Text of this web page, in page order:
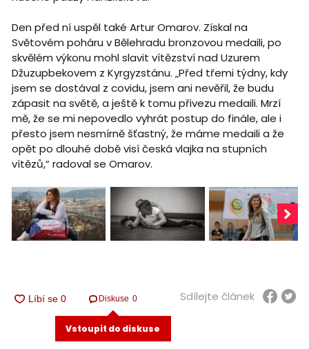
Den před ní uspěl také Artur Omarov. Získal na
Světovém poháru v Bělehradu bronzovou medaili, po
skvělém výkonu mohl slavit vítězství nad Uzurem
Džuzupbekovem z Kyrgyzstánu. „Před třemi týdny, kdy
jsem se dostával z covidu, jsem ani nevěřil, že budu
zápasit na světě, a ještě k tomu přivezu medaili. Mrzí
mě, že se mi nepovedlo vyhrát postup do finále, ale i
přesto jsem nesmírně šťastný, že máme medaili a že
opět po dlouhé době visí česká vlajka na stupních
vítězů,“ radoval se Omarov.
Diskuse 0
Vstoupit do diskuse
Sdílejte článek